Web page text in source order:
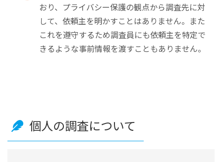
おり、プライバシー保護の観点から調査先に対
して、依頼主を明かすことはありません。また
これを遵守するため調査員にも依頼主を特定で
きるような事前情報を渡すこともありません。
個人の調査について